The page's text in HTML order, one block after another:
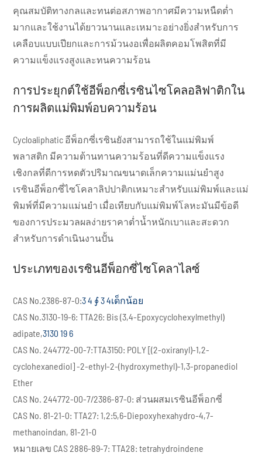
คุณสมบัติทางกลและทนต่อสภาพอากาศมีความหนืดต่ำ
มากและใช้งานได้ยาวนานและเหมาะอย่างยิ่งสำหรับการ
เคลือบแบบเปียกและการม้วนงอเพื่อผลิตคอมโพสิตที่มี
ความแข็งแรงสูงและทนความร้อน
การประยุกต์ใช้อีพ็อกซี่เรซินไซโคลอลิฟาติกใน
การผลิตแม่พิมพ์อบความร้อน
Cycloaliphatic อีพ็อกซี่เรซินยังสามารถใช้ในแม่พิมพ์
พลาสติก มีความต้านทานความร้อนที่ดีความแข็งแรง
เชิงกลที่ดีการหดตัวปริมาณขนาดเล็กความแม่นยำสูง
เรซินอีพ็อกซี่ไซโคลาลิปปาติกเหมาะสำหรับแม่พิมพ์และแม่
พิมพ์ที่มีความแม่นยำ เมื่อเทียบกับแม่พิมพ์โลหะมันมีข้อดี
ของการประมวลผลง่ายราคาต่ำน้ำหนักเบาและสะดวก
สำหรับการดำเนินงานปั้น
ประเภทของเรซินอีพ็อกซี่ไซโคลาไลซ์
CAS No.2386-87-0:3 4 ∮ 3 4เด็กน้อย
CAS No.3130-19-6: TTA26: Bis (3,4-Epoxycyclohexylmethyl)
adipate,3130 19 6
CAS No. 244772-00-7:TTA3150: POLY [(2-oxiranyl)-1,2-
cyclohexanediol] -2-ethyl-2-(hydroxymethyl)-1,3-propanediol
Ether
CAS No. 244772-00-7/2386-87-0: ส่วนผสมเรซินอีพ็อกซี่
CAS No. 81-21-0: TTA27: 1,2:5,6-Diepoxyhexahydro-4,7-
methanoindan, 81-21-0
หมายเลข CAS 2886-89-7: TTA28: tetrahydroindene